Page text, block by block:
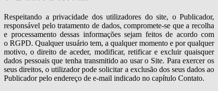
Respeitando a privacidade dos utilizadores do site, o Publicador,
responsável pelo tratamento de dados, compromete-se que a recolha
e processamento dessas informações sejam feitos de acordo com
o RGPD. Qualquer usuário tem, a qualquer momento e por qualquer
motivo, o direito de aceder, modificar, retificar e excluir quaisquer
dados pessoais que tenha transmitido ao usar o Site. Para exercer os
seus direitos, o utilizador pode solicitar a exclusão dos seus dados ao
Publicador pelo endereço de e-mail indicado no capítulo Contato.